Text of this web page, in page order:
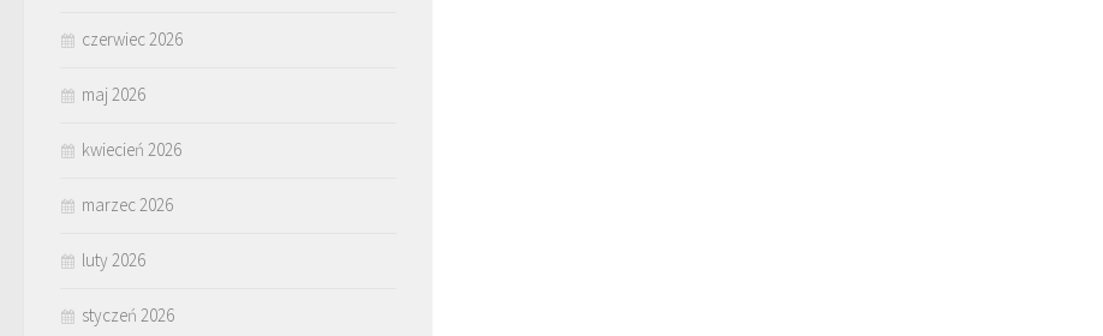
czerwiec 2026
maj 2026
kwiecień 2026
marzec 2026
luty 2026
styczeń 2026